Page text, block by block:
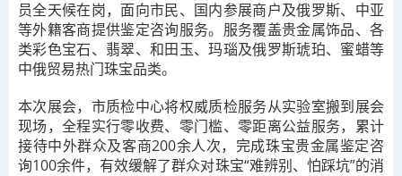
员全天候在岗，面向市民、国内参展商户及俄罗斯、中亚
等外籍客商提供鉴定咨询服务。服务覆盖贵金属饰品、各
类彩色宝石、翡翠、和田玉、玛瑙及俄罗斯琥珀、蜜蜡等
中俄贸易热门珠宝品类。
本次展会，市质检中心将权威质检服务从实验室搬到展会
现场，全程实行零收费、零门槛、零距离公益服务，累计
接待中外群众及客商200余人次，完成珠宝贵金属鉴定咨
询100余件，有效缓解了群众对珠宝“难辨别、怕踩坑”的消